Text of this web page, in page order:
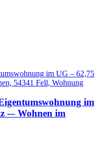
im
-– Wohnen im